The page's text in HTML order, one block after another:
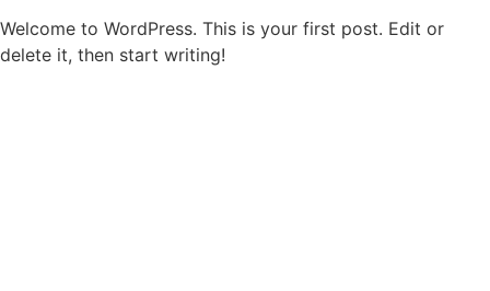
Welcome to WordPress. This is your first post. Edit or
delete it, then start writing!